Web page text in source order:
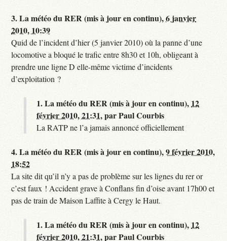
3.La météo du RER (mis à jour en continu),6 janvier
2010, 10:39
Quid de l’incident d’hier (5 janvier 2010) où la panne d’une
locomotive a bloqué le trafic entre 8h30 et 10h, obligeant à
prendre une ligne D elle-même victime d’incidents
d’exploitation ?
1.La météo du RER (mis à jour en continu), 12
février 2010, 21:31,parPaul Courbis
La RATP ne l’a jamais annoncé officiellement
4.La météo du RER (mis à jour en continu),9 février 2010,
18:52
La site dit qu’il n’y a pas de problème sur les lignes du rer or
c’est faux ! Accident grave à Conflans fin d’oise avant 17h00 et
pas de train de Maison Laffite à Cergy le Haut.
1.La météo du RER (mis à jour en continu), 12
février 2010, 21:31,parPaul Courbis